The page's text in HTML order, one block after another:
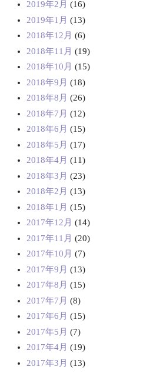
2019年2月 (16)
2019年1月 (13)
2018年12月 (6)
2018年11月 (19)
2018年10月 (15)
2018年9月 (18)
2018年8月 (26)
2018年7月 (12)
2018年6月 (15)
2018年5月 (17)
2018年4月 (11)
2018年3月 (23)
2018年2月 (13)
2018年1月 (15)
2017年12月 (14)
2017年11月 (20)
2017年10月 (7)
2017年9月 (13)
2017年8月 (15)
2017年7月 (8)
2017年6月 (15)
2017年5月 (7)
2017年4月 (19)
2017年3月 (13)